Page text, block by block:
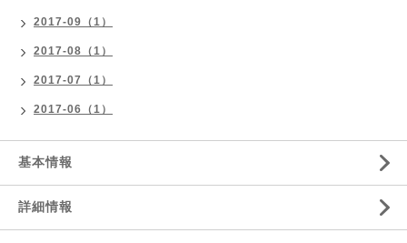
2017-09（1）
2017-08（1）
2017-07（1）
2017-06（1）
基本情報
詳細情報